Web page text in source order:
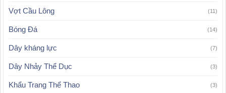
Vợt Cầu Lông (11)
Bóng Đá (14)
Dây kháng lực (7)
Dây Nhảy Thể Dục (3)
Khẩu Trang Thể Thao (3)